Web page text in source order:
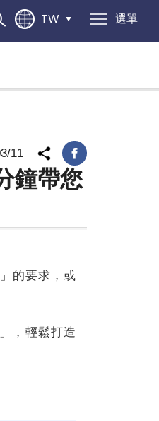
TW 選單
11
鐘帶您
的要求，或
，輕鬆打造